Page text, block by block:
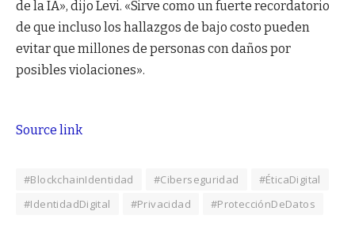
de la IA», dijo Levi. «Sirve como un fuerte recordatorio
de que incluso los hallazgos de bajo costo pueden
evitar que millones de personas con daños por
posibles violaciones».
Source link
#BlockchainIdentidad #Ciberseguridad
#ÉticaDigital
#IdentidadDigital
#Privacidad #ProtecciónDeDatos